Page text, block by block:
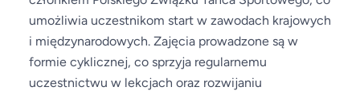
umożliwia uczestnikom start w zawodach krajowych
i międzynarodowych. Zajęcia prowadzone są w
formie cyklicznej, co sprzyja regularnemu
uczestnictwu w lekcjach oraz rozwijaniu